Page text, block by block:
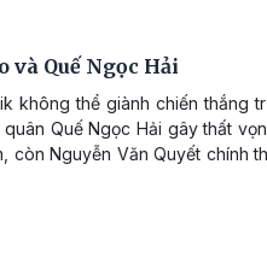
và Quế Ngọc Hải
không thể giành chiến thắng
Quế Ngọc Hải gây thất
còn Nguyễn Văn Quyết chính